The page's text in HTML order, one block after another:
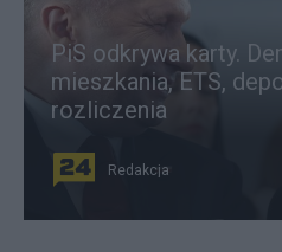
PiS odkrywa karty.
mieszkania, ETS,
rozliczenia
Redakcja